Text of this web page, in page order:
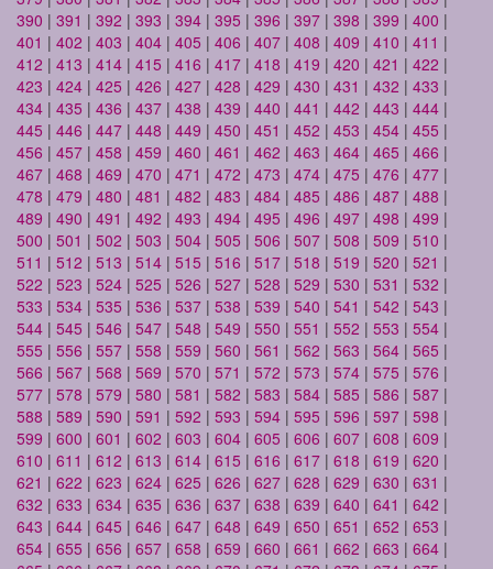
390 | 391 | 392 | 393 | 394 | 395 | 396 | 397 | 398 | 399 | 400 |
401 | 402 | 403 | 404 | 405 | 406 | 407 | 408 | 409 | 410 | 411 |
412 | 413 | 414 | 415 | 416 | 417 | 418 | 419 | 420 | 421 | 422 |
423 | 424 | 425 | 426 | 427 | 428 | 429 | 430 | 431 | 432 | 433 |
434 | 435 | 436 | 437 | 438 | 439 | 440 | 441 | 442 | 443 | 444 |
445 | 446 | 447 | 448 | 449 | 450 | 451 | 452 | 453 | 454 | 455 |
456 | 457 | 458 | 459 | 460 | 461 | 462 | 463 | 464 | 465 | 466 |
467 | 468 | 469 | 470 | 471 | 472 | 473 | 474 | 475 | 476 | 477 |
478 | 479 | 480 | 481 | 482 | 483 | 484 | 485 | 486 | 487 | 488 |
489 | 490 | 491 | 492 | 493 | 494 | 495 | 496 | 497 | 498 | 499 |
500 | 501 | 502 | 503 | 504 | 505 | 506 | 507 | 508 | 509 | 510 |
511 | 512 | 513 | 514 | 515 | 516 | 517 | 518 | 519 | 520 | 521 |
522 | 523 | 524 | 525 | 526 | 527 | 528 | 529 | 530 | 531 | 532 |
533 | 534 | 535 | 536 | 537 | 538 | 539 | 540 | 541 | 542 | 543 |
544 | 545 | 546 | 547 | 548 | 549 | 550 | 551 | 552 | 553 | 554 |
555 | 556 | 557 | 558 | 559 | 560 | 561 | 562 | 563 | 564 | 565 |
566 | 567 | 568 | 569 | 570 | 571 | 572 | 573 | 574 | 575 | 576 |
577 | 578 | 579 | 580 | 581 | 582 | 583 | 584 | 585 | 586 | 587 |
588 | 589 | 590 | 591 | 592 | 593 | 594 | 595 | 596 | 597 | 598 |
599 | 600 | 601 | 602 | 603 | 604 | 605 | 606 | 607 | 608 | 609 |
610 | 611 | 612 | 613 | 614 | 615 | 616 | 617 | 618 | 619 | 620 |
621 | 622 | 623 | 624 | 625 | 626 | 627 | 628 | 629 | 630 | 631 |
632 | 633 | 634 | 635 | 636 | 637 | 638 | 639 | 640 | 641 | 642 |
643 | 644 | 645 | 646 | 647 | 648 | 649 | 650 | 651 | 652 | 653 |
654 | 655 | 656 | 657 | 658 | 659 | 660 | 661 | 662 | 663 | 664 |